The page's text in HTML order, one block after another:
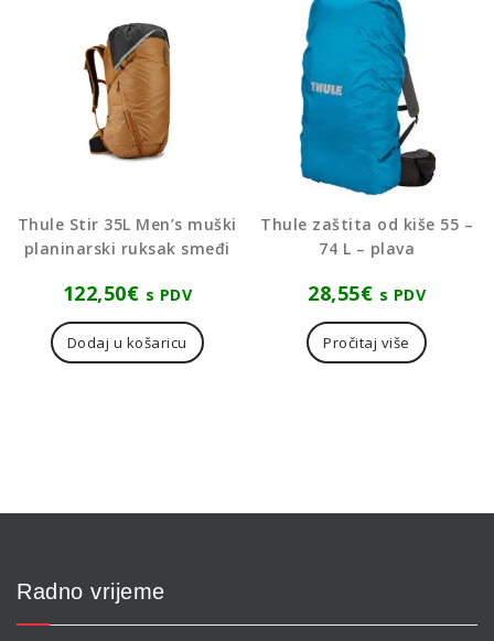
Thule Stir 35L Men’s muški
planinarski ruksak smeđi
122,50€ s PDV
Dodaj u košaricu
Thule zaštita od kiše 55 –
74 L – plava
28,55€ s PDV
Pročitaj više
Radno vrijeme